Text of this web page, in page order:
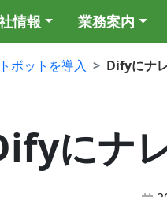
情報 業務案内
ボットを導入 Difyにナ
にナ